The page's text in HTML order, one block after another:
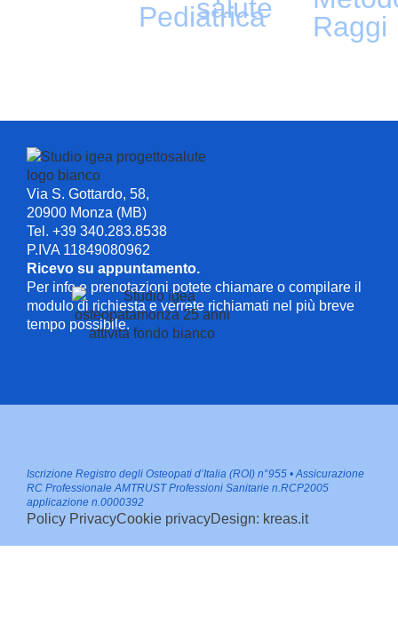
Pediatrica
salute
Raggi
Via S. Gottardo, 58,
20900 Monza (MB)
Tel. +39 340.283.8538
P.IVA 11849080962
Ricevo su appuntamento.
Per info e prenotazioni potete chiamare o compilare il
modulo di richiesta e verrete richiamati nel più breve
tempo possibile.
Iscrizione Registro degli Osteopati d’Italia (ROI) n°955 • Assicurazione
RC Professionale AMTRUST Professioni Sanitarie n.RCP2005
applicazione n.0000392
Policy PrivacyCookie privacyDesign: kreas.it